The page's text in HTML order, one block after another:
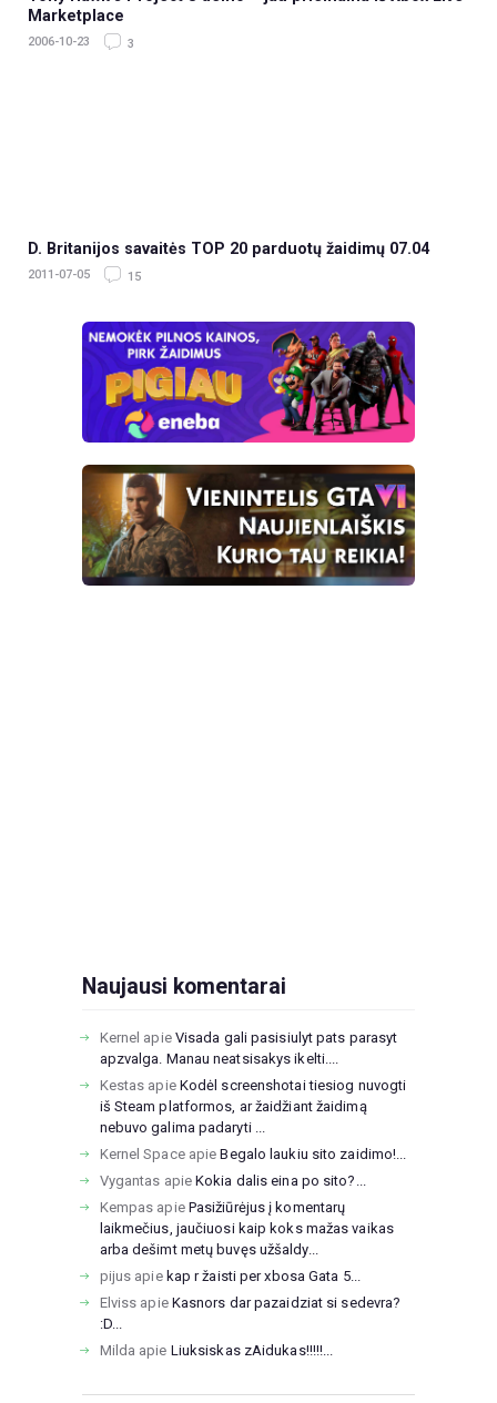
Marketplace
2006-10-23 3
D. Britanijos savaitės TOP 20 parduotų žaidimų 07.04
2011-07-05 15
Naujausi komentarai
Kernel apie Visada gali pasisiulyt pats parasyt
apzvalga. Manau neatsisakys ikelti....
Kestas apie Kodėl screenshotai tiesiog nuvogti
iš Steam platformos, ar žaidžiant žaidimą
nebuvo galima padaryti ...
Kernel SpaceapieBegalo laukiu sito zaidimo!...
Vygantas apieKokia dalis eina po sito?...
Kempas apie Pasižiūrėjus į komentarų
laikmečius, jaučiuosi kaip koks mažas vaikas
arba dešimt metų buvęs užšaldy...
pijus apie kap r žaisti per xbosa Gata 5...
Elviss apie Kasnors dar pazaidziat si sedevra?
:D...
Milda apie Liuksiskas zAidukas!!!!!...